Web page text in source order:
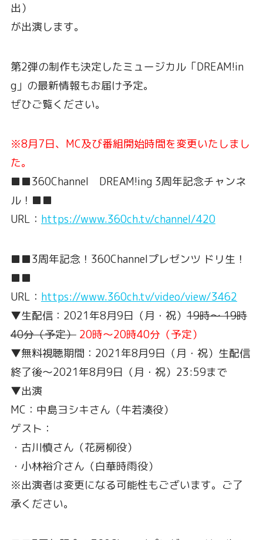
出）
が出演します。
第2弾の制作も決定したミュージカル「DREAM!in
g」の最新情報もお届け予定。
ぜひご覧ください。
※8月7日、MC及び番組開始時間を変更いたしまし
た。
■■360Channel DREAM!ing 3周年記念チャンネ
ル！■■
URL： https://www.360ch.tv/channel/420
■■3周年記念！360Channelプレゼンツ ドリ生！
■■
URL： https://www.360ch.tv/video/view/3462
▼生配信：2021年8月9日（月・祝） 19時〜 19時
40分（予定）20時～20時40分（予定）
▼無料視聴期間：2021年8月9日（月・祝）生配信
終了後〜2021年8月9日（月・祝）23:59まで
▼出演
MC：中島ヨシキさん（牛若湊役）
ゲスト：
・古川慎さん（花房柳役）
・小林裕介さん（白華時雨役）
※出演者は変更になる可能性もございます。ご了
承ください。